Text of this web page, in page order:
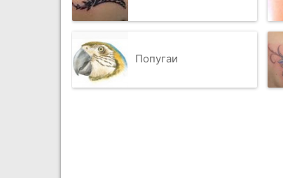
Попугаи